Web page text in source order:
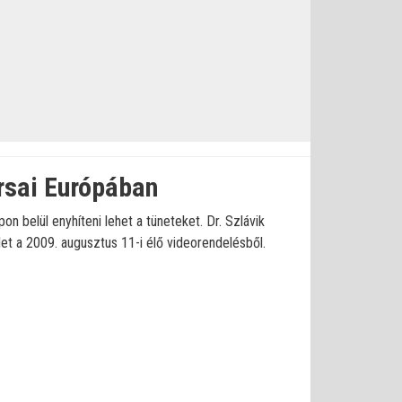
Európában
belül enyhíteni lehet a tüneteket. Dr. Szlávik
a 2009. augusztus 11-i élő videorendelésből.